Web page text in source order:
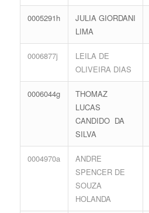
0005291h
JULIA GIORDANI
LIMA
0006877j
LEILA DE
OLIVEIRA DIAS
0006044g
THOMAZ
LUCAS
CANDIDO DA
SILVA
0004970a
ANDRE
SPENCER DE
SOUZA
HOLANDA